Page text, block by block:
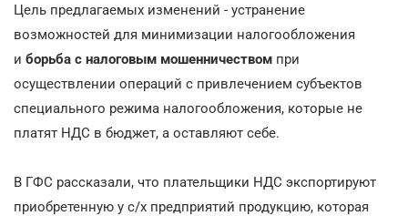
Цель предлагаемых изменений - устранение
возможностей для минимизации налогообложения
и борьба с налоговым мошенничеством при
осуществлении операций с привлечением субъектов
специального режима налогообложения, которые не
платят НДС в бюджет, а оставляют себе.
В ГФС рассказали, что плательщики НДС экспортируют
приобретенную у с/х предприятий продукцию, которая